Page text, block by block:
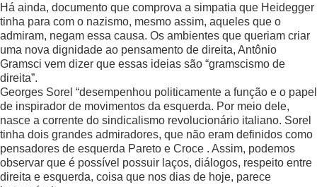
Há ainda, documento que comprova a simpatia que Heidegger
tinha para com o nazismo, mesmo assim, aqueles que o
admiram, negam essa causa. Os ambientes que queriam criar
uma nova dignidade ao pensamento de direita, Antônio
Gramsci vem dizer que essas ideias são “gramscismo de
direita”.
Georges Sorel “desempenhou politicamente a função e o papel
de inspirador de movimentos da esquerda. Por meio dele,
nasce a corrente do sindicalismo revolucionário italiano. Sorel
tinha dois grandes admiradores, que não eram definidos como
pensadores de esquerda Pareto e Croce . Assim, podemos
observar que é possível possuir laços, diálogos, respeito entre
direita e esquerda, coisa que nos dias de hoje, parece